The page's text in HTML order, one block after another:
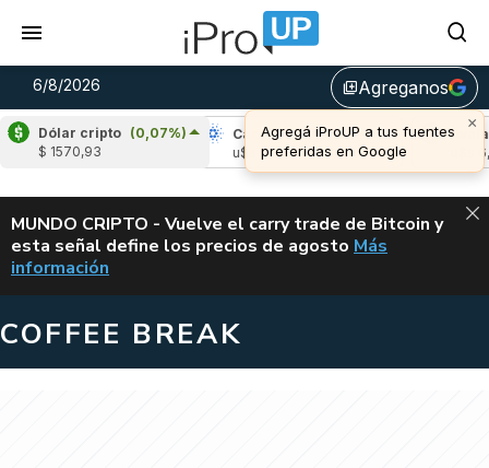
6/8/2026 library_addAgreganos
×
Agregá iProUP a tus fuentes
preferidas en Google
Dólar cripto (0,07%)
$ 1570,93
(-2,78%)
1,04
Cardano (6,25%)
u$s 0,20
ALERTA
MUNDO CRIPTO - Vuelve el carry trade de Bitcoin y
esta señal define los precios de agosto VUELVE EL
Más
información
COFFEE BREAK